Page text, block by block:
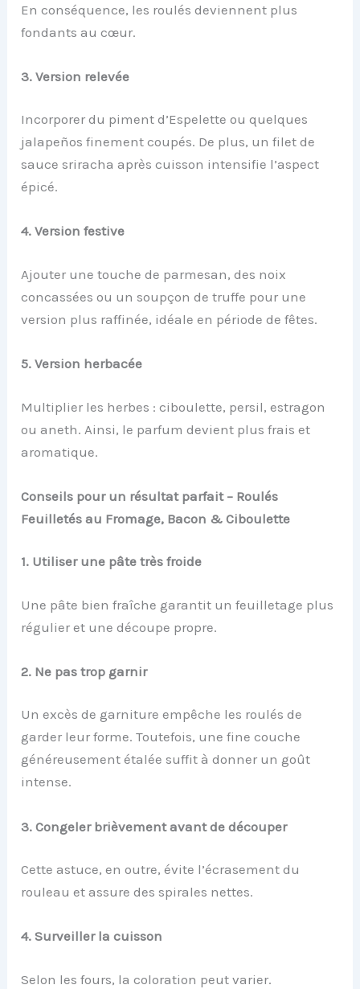
En conséquence, les roulés deviennent plus
fondants au cœur.
3. Version relevée
Incorporer du piment d’Espelette ou quelques
jalapeños finement coupés. De plus, un filet de
sauce sriracha après cuisson intensifie l’aspect
épicé.
4. Version festive
Ajouter une touche de parmesan, des noix
concassées ou un soupçon de truffe pour une
version plus raffinée, idéale en période de fêtes.
5. Version herbacée
Multiplier les herbes : ciboulette, persil, estragon
ou aneth. Ainsi, le parfum devient plus frais et
aromatique.
Conseils pour un résultat parfait – Roulés
Feuilletés au Fromage, Bacon & Ciboulette
1. Utiliser une pâte très froide
Une pâte bien fraîche garantit un feuilletage plus
régulier et une découpe propre.
2. Ne pas trop garnir
Un excès de garniture empêche les roulés de
garder leur forme. Toutefois, une fine couche
généreusement étalée suffit à donner un goût
intense.
3. Congeler brièvement avant de découper
Cette astuce, en outre, évite l’écrasement du
rouleau et assure des spirales nettes.
4. Surveiller la cuisson
Selon les fours, la coloration peut varier.